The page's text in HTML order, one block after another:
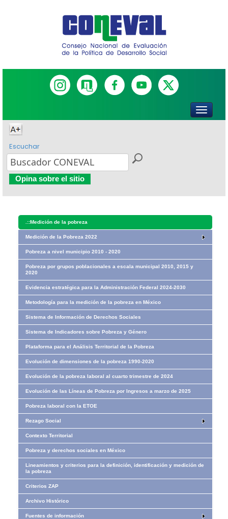
Escuchar
Opina sobre el sitio
.::Medición de la pobreza
Medición de la Pobreza 2022
Pobreza a nivel municipio 2010 - 2020
Pobreza por grupos poblacionales a escala municipal 2010, 2015 y
2020
Evidencia estratégica para la Administración Federal 2024-2030
Metodología para la medición de la pobreza en México
Sistema de Información de Derechos Sociales
Sistema de Indicadores sobre Pobreza y Género
Plataforma para el Análisis Territorial de la Pobreza
Evolución de dimensiones de la pobreza 1990-2020
Evolución de la pobreza laboral al cuarto trimestre de 2024
Evolución de las Líneas de Pobreza por Ingresos​​ a marzo de 2025
Pobreza laboral con la ETOE
Rezago Social
Contexto Territorial
Pobreza y derechos sociales en México
Lineamientos y criterios para la definición, identificación y medición de
la pobreza
Criterios ZAP
Archivo Histórico
Fuentes de información